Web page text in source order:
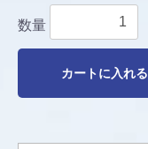
数量
カートに入れる